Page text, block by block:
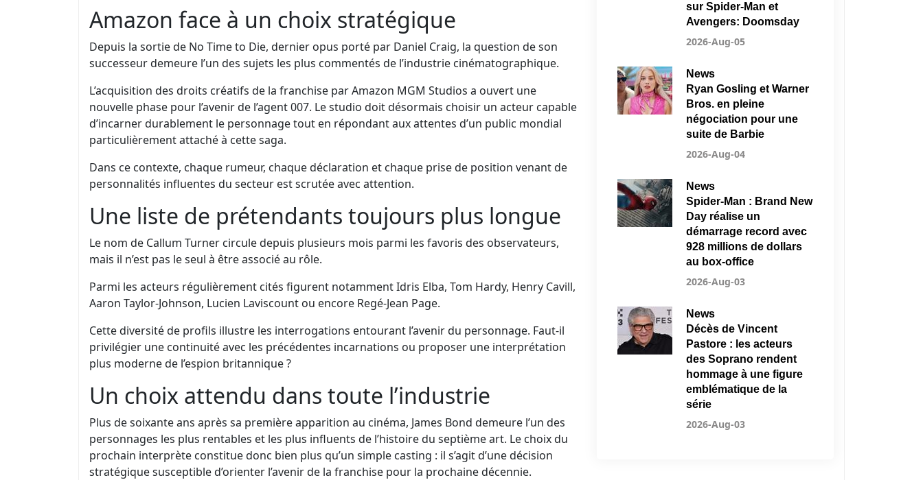
Amazon face à un choix stratégique
Depuis la sortie de No Time to Die, dernier opus porté par Daniel Craig, la question de son
successeur demeure l’un des sujets les plus commentés de l’industrie cinématographique.
L’acquisition des droits créatifs de la franchise par Amazon MGM Studios a ouvert une
nouvelle phase pour l’avenir de l’agent 007. Le studio doit désormais choisir un acteur capable
d’incarner durablement le personnage tout en répondant aux attentes d’un public mondial
particulièrement attaché à cette saga.
Dans ce contexte, chaque rumeur, chaque déclaration et chaque prise de position venant de
personnalités influentes du secteur est scrutée avec attention.
Une liste de prétendants toujours plus longue
Le nom de Callum Turner circule depuis plusieurs mois parmi les favoris des observateurs,
mais il n’est pas le seul à être associé au rôle.
Parmi les acteurs régulièrement cités figurent notamment Idris Elba, Tom Hardy, Henry Cavill,
Aaron Taylor-Johnson, Lucien Laviscount ou encore Regé-Jean Page.
Cette diversité de profils illustre les interrogations entourant l’avenir du personnage. Faut-il
privilégier une continuité avec les précédentes incarnations ou proposer une interprétation
plus moderne de l’espion britannique ?
Un choix attendu dans toute l’industrie
Plus de soixante ans après sa première apparition au cinéma, James Bond demeure l’un des
personnages les plus rentables et les plus influents de l’histoire du septième art. Le choix du
prochain interprète constitue donc bien plus qu’un simple casting : il s’agit d’une décision
stratégique susceptible d’orienter l’avenir de la franchise pour la prochaine décennie.
sur Spider-Man et
Avengers: Doomsday
2026-Aug-05
News
Ryan Gosling et Warner
Bros. en pleine
négociation pour une
suite de Barbie
2026-Aug-04
News
Spider-Man : Brand New
Day réalise un
démarrage record avec
928 millions de dollars
au box-office
2026-Aug-03
News
Décès de Vincent
Pastore : les acteurs
des Soprano rendent
hommage à une figure
emblématique de la
série
2026-Aug-03